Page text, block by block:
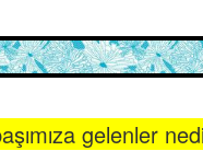
gelenler